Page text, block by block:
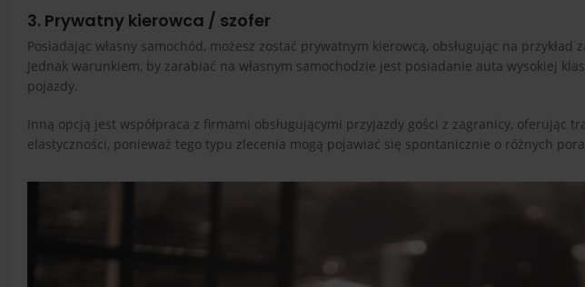
3. Prywatny kierowca / szofer
Posiadając własny samochód, możesz zostać prywatnym kierowcą, obsługując na
Jednak warunkiem, by zarabiać na własnym samochodzie jest posiadanie auta wysokiej
pojazdy.
Inną opcją jest współpraca z firmami obsługującymi przyjazdy gości z zagranicy, oferując
elastyczności, ponieważ tego typu zlecenia mogą pojawiać się spontanicznie o różnych